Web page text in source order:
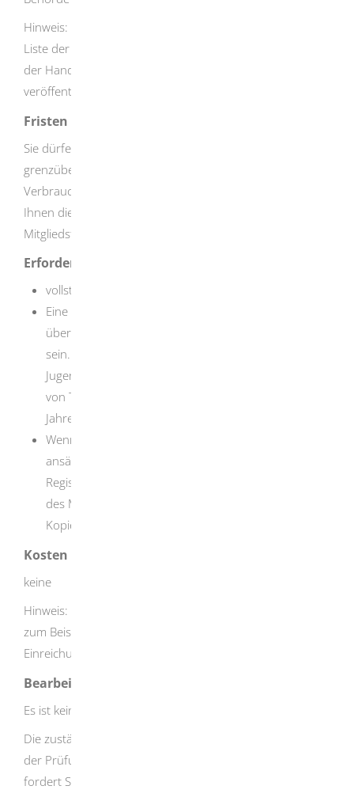
Hinweis: Beachten Sie, dass die zuständige Behörde eine
Liste der von ihr registrierten Unternehmen einschließlich
der Handelsnamen und der Internetadressen
veröffentlichen muss.
Fristen
Sie dürfen relevante Produkte über
grenzüberschreitenden Fernabsatz erst an
Verbraucherinnen und Verbraucher liefern, nachdem
Ihnen die zuständige Behörde des jeweiligen
Mitgliedstaates die Registrierung bestätigt hat.
Erforderliche Unterlagen
vollständig ausgefülltes Registrierungsformular
Eine Beschreibung beziehungsweise ein Nachweis
über das Altersprüfungssystem muss vorhanden
sein. In Deutschland ist gemäß § 10 des
Jugendschutzgesetzes der Verkauf und die Abgabe
von Tabakwaren und Alkohol an Personen unter 18
Jahren verboten.
Wenn Ihre Firma in einem anderen EU-Mitgliedstaat
ansässig ist und dort schon eine
Registrierungsbestätigung der zuständigen Behörde
des Mitgliedstaates erhalten hat, müssen Sie eine
Kopie der Registrierung diesem Antrag beifügen.
Kosten
keine
Hinweis: Die Behörde erstattet Ihnen nicht die Kosten wie
zum Beispiel Portogebühren, die Ihnen für die
Einreichung des Antrags entstehen.
Bearbeitungsdauer
Es ist keine Bearbeitungsdauer festgelegt.
Die zuständige Behörde bestätigt Ihnen nach Abschluss
der Prüfung des Formulars die Registrierung. Oder sie
fordert Sie auf, fehlende Angaben nachzuliefern.